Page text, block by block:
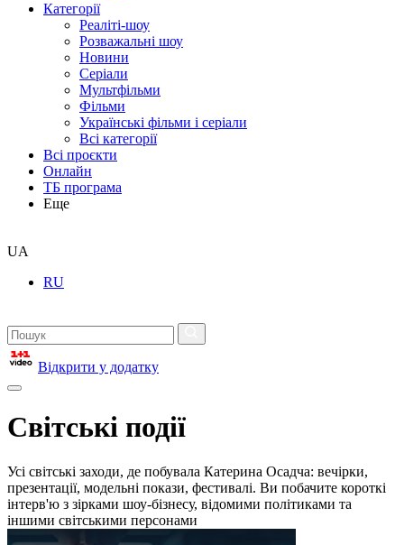
Категорії
Реаліті-шоу
Розважальні шоу
Новини
Серіали
Мультфільми
Фільми
Українські фільми і серіали
Всі категорії
Всі проєкти
Онлайн
ТБ програма
Еще
UA
RU
Відкрити у додатку
Світські події
Усі світські заходи, де побувала Катерина Осадча: вечірки,
презентації, модельні покази, фестивалі. Ви побачите короткі
інтерв'ю з зірками шоу-бізнесу, відомими політиками та
іншими світськими персонами